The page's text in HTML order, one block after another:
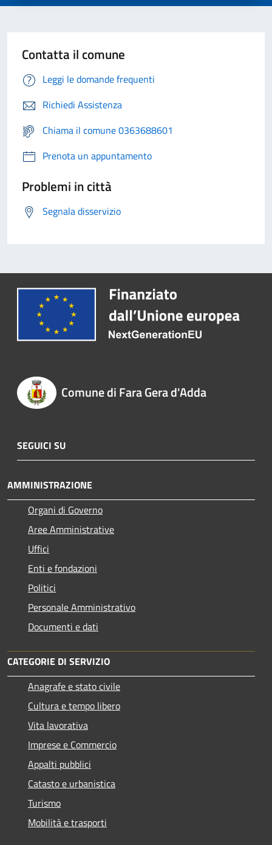
Contatta il comune
Leggi le domande frequenti
Richiedi Assistenza
Chiama il comune 0363688601
Prenota un appuntamento
Problemi in città
Segnala disservizio
Comune di Fara Gera d'Adda
SEGUICI SU
AMMINISTRAZIONE
Organi di Governo
Aree Amministrative
Uffici
Enti e fondazioni
Politici
Personale Amministrativo
Documenti e dati
CATEGORIE DI SERVIZIO
Anagrafe e stato civile
Cultura e tempo libero
Vita lavorativa
Imprese e Commercio
Appalti pubblici
Catasto e urbanistica
Turismo
Mobilità e trasporti